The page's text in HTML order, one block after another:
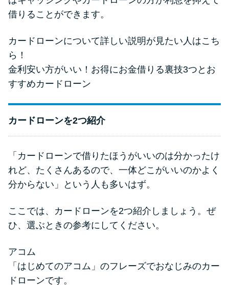
借りることができます。
カードローンについて詳しい説明が見たい人はこち
ら！
金利安い方がいい！お得にお金借りる裏技3つとお
すすめカードローン
カードローンを2つ紹介
「カードローンで借りたほうがいいのは分かったけ
れど、たくさんあるので、一体どこがいいのかよく
分からない」という人も多いはず。
ここでは、カードローンを2つ紹介しましょう。ぜ
ひ、選ぶときの参考にしてください。
アコム
「はじめてのアコム」のフレーズでおなじみのカー
ドローンです。